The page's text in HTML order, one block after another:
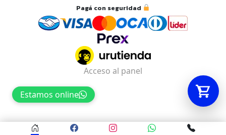
Pagá con seguridad
Estamos online
Acceso al panel